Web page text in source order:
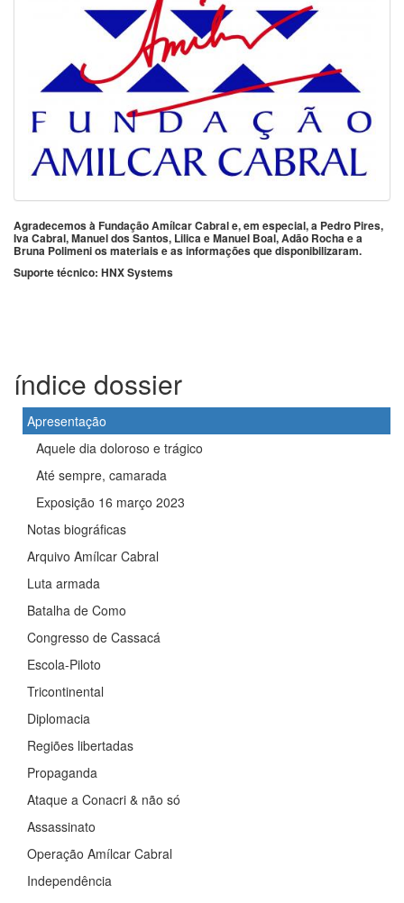
Agradecemos à Fundação Amílcar Cabral e, em especial, a Pedro Pires,
Iva Cabral, Manuel dos Santos, Lilica e Manuel Boal, Adão Rocha e a
Bruna Polimeni os materiais e as informações que disponibilizaram.
Suporte técnico: HNX Systems
índice dossier
Apresentação
Aquele dia doloroso e trágico
Até sempre, camarada
Exposição 16 março 2023
Notas biográficas
Arquivo Amílcar Cabral
Luta armada
Batalha de Como
Congresso de Cassacá
Escola-Piloto
Tricontinental
Diplomacia
Regiões libertadas
Propaganda
Ataque a Conacri & não só
Assassinato
Operação Amílcar Cabral
Independência